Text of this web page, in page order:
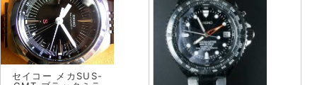
セイコー メカSUS-